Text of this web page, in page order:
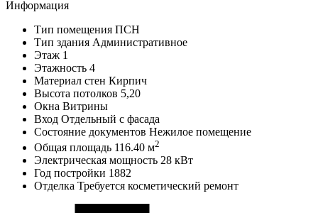
Информация
Тип помещения ПСН
Тип здания Административное
Этаж 1
Этажность 4
Материал стен Кирпич
Высота потолков 5,20
Окна Витрины
Вход Отдельный с фасада
Состояние документов Нежилое помещение
Общая площадь 116.40 м2
Электрическая мощность 28 кВт
Год постройки 1882
Отделка Требуется косметический ремонт